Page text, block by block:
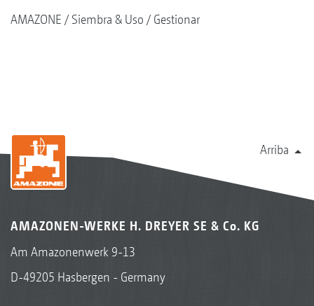
AMAZONE Siembra & Uso Gestionar
Arriba
AMAZONEN-WERKE H. DREYER SE & Co. KG
Am Amazonenwerk 9-13
D-49205 Hasbergen - Germany